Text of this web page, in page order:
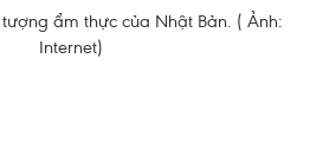
ẩm thực của Nhật Bản. ( Ảnh:
Internet)